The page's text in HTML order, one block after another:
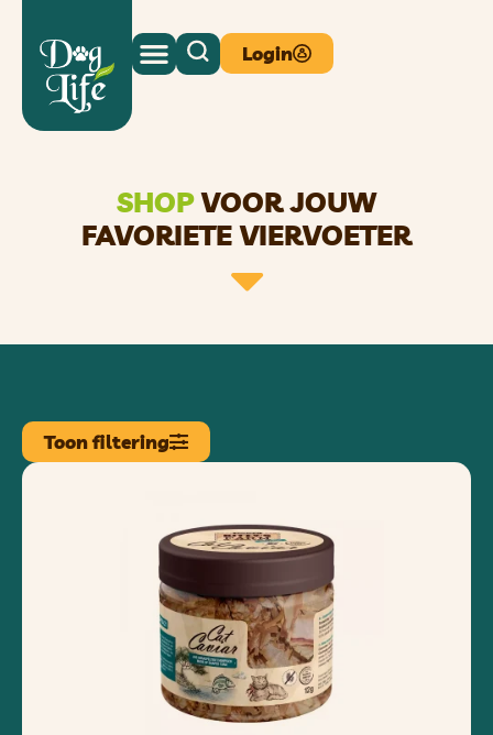
Login
SHOPVOOR JOUW
FAVORIETE VIERVOETER
Toon filtering